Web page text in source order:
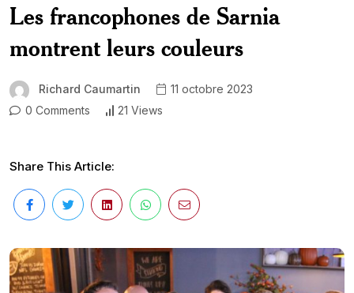
Les francophones de Sarnia
montrent leurs couleurs
Richard Caumartin
11 octobre 2023
0 Comments
21 Views
Share This Article: